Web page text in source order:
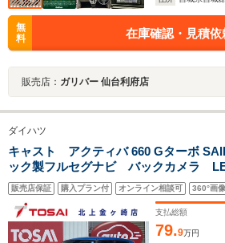
無
料
在庫確認・見積依
販売店： ガリバー 仙台利府店
ダイハツ
キャスト アクティバ 660 Gターボ
ック製フルセグナビ バックカメラ
ト フロントフォグランプ 横滑り防止
プッシュスタート オートエアコン 革
グ Bluetooth ETC 運転席/助手席エ
販売店保証 購入プラン付 オンライン相談可 360°画
支払総額
79.9万円